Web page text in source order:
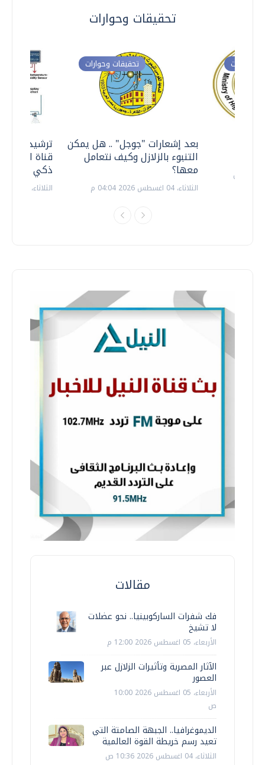
تحقيقات وحوارات
ترشيدا
قناة
ذكي
الثلاثاء، 14 يوليو 2026 06:11 م
تحقيقات وحوارات
بعد إشعارات "جوجل" .. هل يمكن
التنبوء بالزلازل وكيف نتعامل
معها؟
الثلاثاء، 04 اغسطس 2026 04:04 م
وحوارات
مقالات
فك شفرات الساركوبينيا.. نحو عضلات
لا تشيخ
الأربعاء، 05 اغسطس 2026 12:00 م
الآثار المصرية وتأثيرات الزلازل عبر
العصور
الأربعاء، 05 اغسطس 2026 10:00
ص
الديموغرافيا.. الجبهة الصامتة التي
تعيد رسم خريطة القوة العالمية
الثلاثاء، 04 اغسطس 2026 10:36 ص